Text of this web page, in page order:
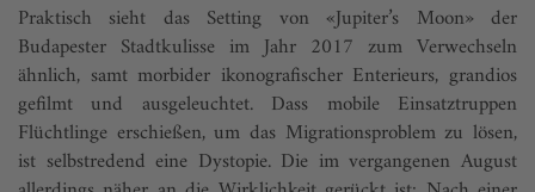
Praktisch sieht das Setting von «Jupiter’s Moon» der
Budapester Stadtkulisse im Jahr 2017 zum Verwechseln
ähnlich, samt morbider ikonografischer Enterieurs, grandios
gefilmt und ausgeleuchtet. Dass mobile Einsatztruppen
Flüchtlinge erschießen, um das Migrationsproblem zu lösen,
ist selbstredend eine Dystopie. Die im vergangenen August